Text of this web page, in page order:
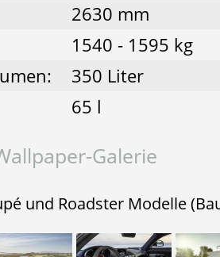
2630 mm
1540 - 1595 kg
350 Liter
65 l
Galerie
und Roadster Modelle